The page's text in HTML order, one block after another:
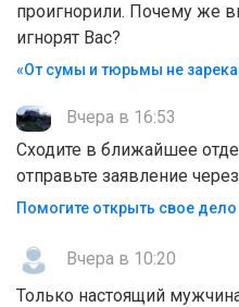
проигнорили. Почему же
игнорят Вас?
«От сумы и тюрьмы не
Вчера в 16:53
Сходите в ближайшее
отправьте заявление
Помогите открыть свое дело
Вчера в 10:20
Только настоящий